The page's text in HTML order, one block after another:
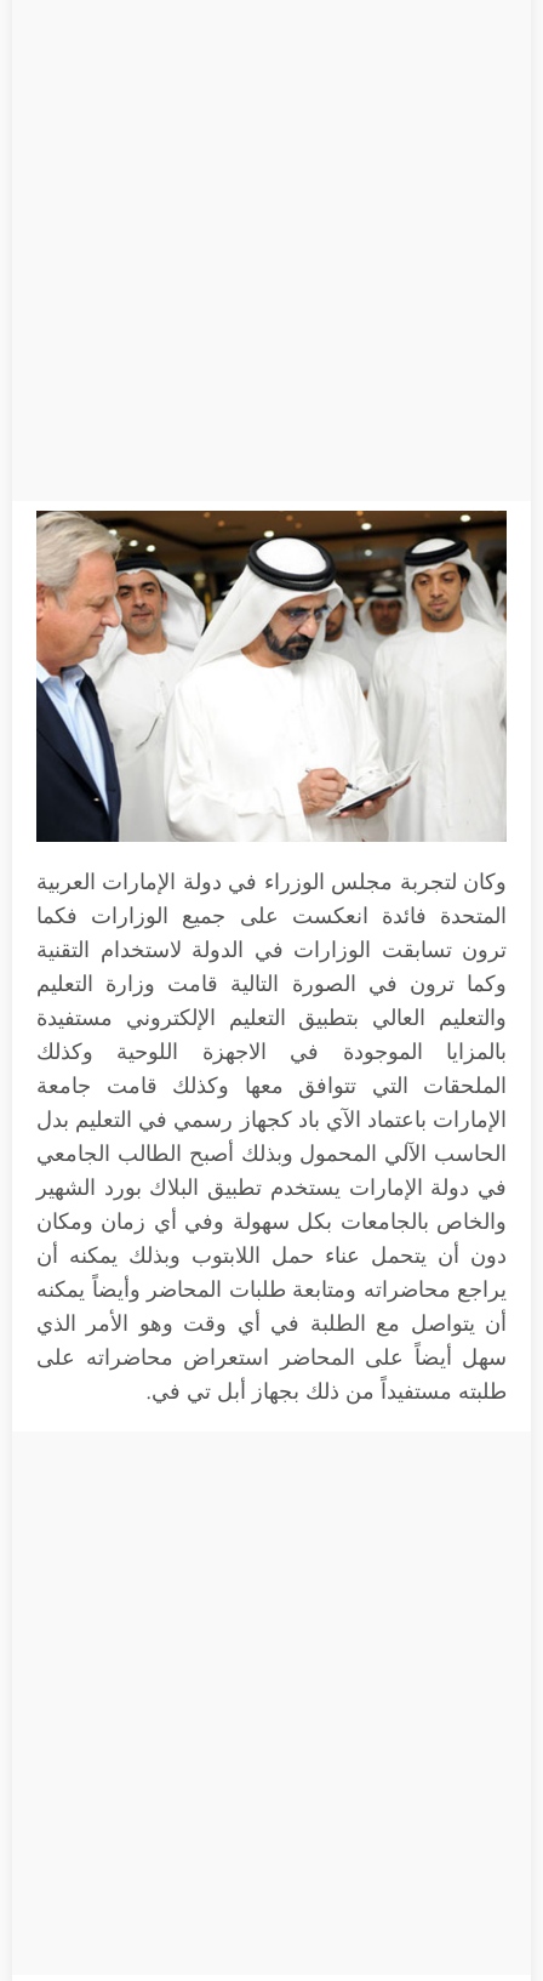
وكان لتجربة مجلس الوزراء في دولة الإمارات العربية
المتحدة فائدة انعكست على جميع الوزارات فكما
ترون تسابقت الوزارات في الدولة لاستخدام التقنية
وكما ترون في الصورة التالية قامت وزارة التعليم
والتعليم العالي بتطبيق التعليم الإلكتروني مستفيدة
بالمزايا الموجودة في الاجهزة اللوحية وكذلك
الملحقات التي تتوافق معها وكذلك قامت جامعة
الإمارات باعتماد الآي باد كجهاز رسمي في التعليم بدل
الحاسب الآلي المحمول وبذلك أصبح الطالب الجامعي
في دولة الإمارات يستخدم تطبيق البلاك بورد الشهير
والخاص بالجامعات بكل سهولة وفي أي زمان ومكان
دون أن يتحمل عناء حمل اللابتوب وبذلك يمكنه أن
يراجع محاضراته ومتابعة طلبات المحاضر وأيضاً يمكنه
أن يتواصل مع الطلبة في أي وقت وهو الأمر الذي
سهل أيضاً على المحاضر استعراض محاضراته على
طلبته مستفيداً من ذلك بجهاز أبل تي في.